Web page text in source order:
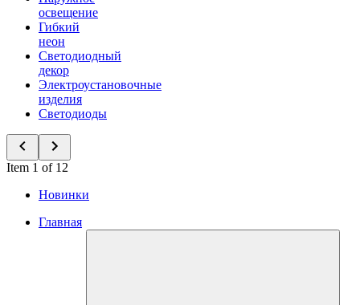
освещение
Гибкий
неон
Светодиодный
декор
Электроустановочные
изделия
Светодиоды
Item 1 of 12
Новинки
Главная